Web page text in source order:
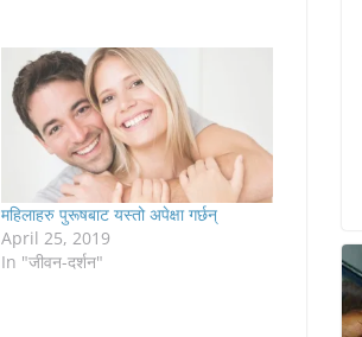
महिलाहरु पुरूषबाट यस्तो अपेक्षा गर्छन्
April 25, 2019
In "जीवन-दर्शन"